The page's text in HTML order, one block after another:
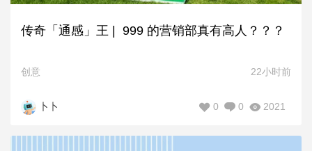
传奇「通感」王 | 999 的营销部真有高人？？？
创意 22小时前
卜卜 2021
0
0